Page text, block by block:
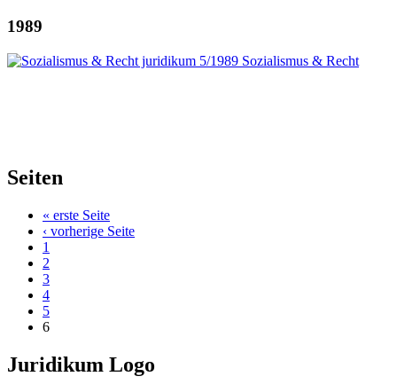
1989
Seiten
« erste Seite
‹ vorherige Seite
1
2
3
4
5
6
Juridikum Logo